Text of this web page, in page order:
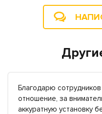
Благодарю
отношение, за
аккуратную установку